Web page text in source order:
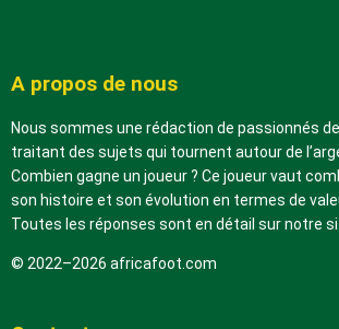
A propos de nous
Nous sommes une rédaction de passionnés
traitant des sujets qui tournent autour de
Combien gagne un joueur ? Ce joueur vaut
son histoire et son évolution en termes de
Toutes les réponses sont en détail sur notre
© 2022–2026 africafoot.com